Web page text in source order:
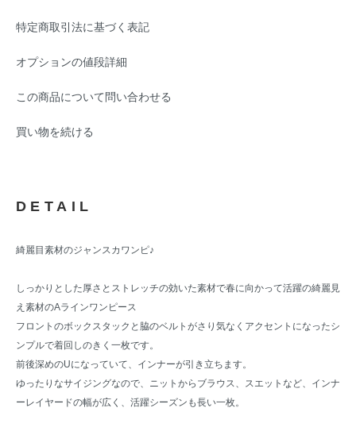
特定商取引法に基づく表記
オプションの値段詳細
この商品について問い合わせる
買い物を続ける
DETAIL
綺麗目素材のジャンスカワンピ♪
しっかりとした厚さとストレッチの効いた素材で春に向かって活躍の綺麗見
え素材のAラインワンピース
フロントのボックスタックと脇のベルトがさり気なくアクセントになったシ
ンプルで着回しのきく一枚です。
前後深めのUになっていて、インナーが引き立ちます。
ゆったりなサイジングなので、ニットからブラウス、スエットなど、インナ
ーレイヤードの幅が広く、活躍シーズンも長い一枚。